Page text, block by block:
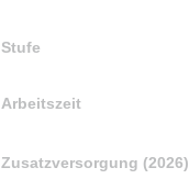
Stufe
Arbeitszeit
Zusatzversorgung (2026)